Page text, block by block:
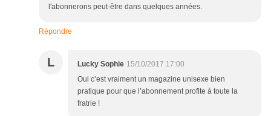
l'abonnerons peut-être dans quelques années.
Répondre
L Lucky Sophie 15/10/2017 17:00
Oui c’est vraiment un magazine unisexe bien
pratique pour que l’abonnement profite à toute la
fratrie !